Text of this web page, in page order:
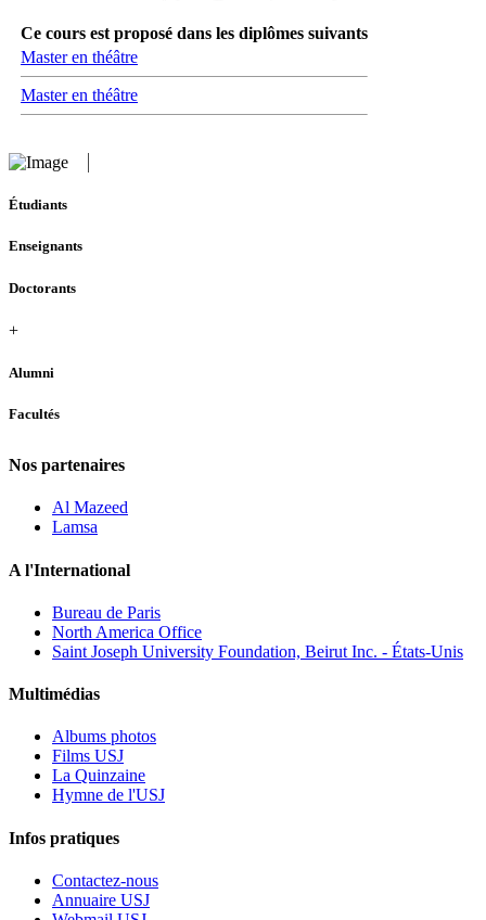
Ce cours est proposé dans les diplômes suivants
Master en théâtre
Master en théâtre
Étudiants
Enseignants
Doctorants
+
Alumni
Facultés
Nos partenaires
Al Mazeed
Lamsa
A l'International
Bureau de Paris
North America Office
Saint Joseph University Foundation, Beirut Inc. - États-Unis
Multimédias
Albums photos
Films USJ
La Quinzaine
Hymne de l'USJ
Infos pratiques
Contactez-nous
Annuaire USJ